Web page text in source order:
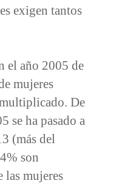
exigen tantos
el año 2005 de
mujeres
De
se ha pasado a
(más del
son
las mujeres